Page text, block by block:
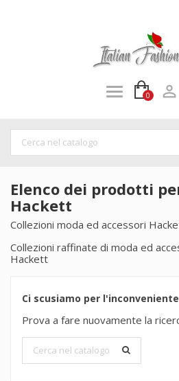
0 
Elenco dei prodotti
Hackett
Collezioni moda ed accessori
Collezioni raffinate di moda ed
Hackett
Ci scusiamo per
Prova a fare nuovamente la